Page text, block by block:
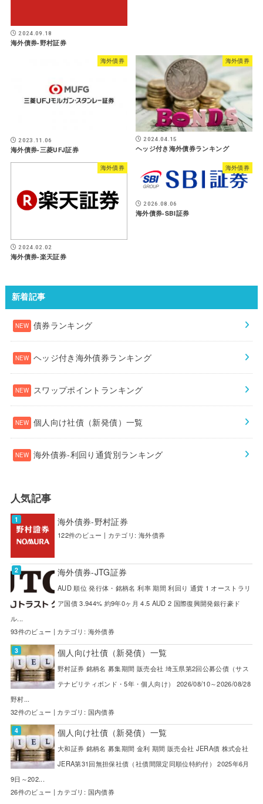
2024.09.18
海外債券-野村証券
海外債券
2023.11.06
海外債券-三菱UFJ証券
海外債券
2024.04.15
ヘッジ付き海外債券ランキング
海外債券
2024.02.02
海外債券-楽天証券
海外債券
2026.08.06
海外債券-SBI証券
新着記事
債券ランキング
ヘッジ付き海外債券ランキング
スワップポイントランキング
個人向け社債（新発債）一覧
海外債券-利回り通貨別ランキング
人気記事
海外債券-野村証券
122件のビュー | カテゴリ: 海外債券
海外債券-JTG証券
AUD 順位 発行体・銘柄名 利率 期間 利回り 通貨 1 オーストラリ
ア国債 3.944% 約9年0ヶ月 4.5 AUD 2 国際復興開発銀行豪ド
ル...
93件のビュー | カテゴリ: 海外債券
個人向け社債（新発債）一覧
野村証券 銘柄名 募集期間 販売会社 埼玉県第2回公募公債（サス
テナビリティボンド・5年・個人向け） 2026/08/10～2026/08/28
野村...
32件のビュー | カテゴリ: 国内債券
個人向け社債（新発債）一覧
大和証券 銘柄名 募集期間 金利 期間 販売会社 JERA債 株式会社
JERA第31回無担保社債（社債間限定同順位特約付） 2025年6月
9日～202...
26件のビュー | カテゴリ: 国内債券